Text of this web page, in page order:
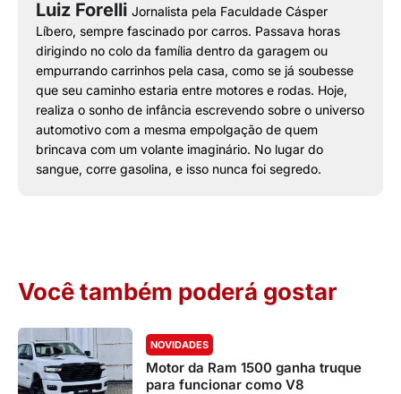
Luiz Forelli Jornalista pela Faculdade Cásper
Líbero, sempre fascinado por carros. Passava horas
dirigindo no colo da família dentro da garagem ou
empurrando carrinhos pela casa, como se já soubesse
que seu caminho estaria entre motores e rodas. Hoje,
realiza o sonho de infância escrevendo sobre o universo
automotivo com a mesma empolgação de quem
brincava com um volante imaginário. No lugar do
sangue, corre gasolina, e isso nunca foi segredo.
Você também poderá gostar
NOVIDADES
Motor da Ram 1500 ganha truque
para funcionar como V8